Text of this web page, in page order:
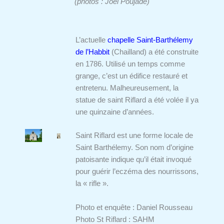
L’actuelle chapelle Saint-Barthélemy
de l’Habbit(Chailland) a été construite
en 1786. Utilisé un temps comme
grange, c’est un édifice restauré et
entretenu. Malheureusement, la
statue de saint Riflard a été volée il ya
une quinzaine d’années.
Saint Riflard est une forme locale de
Saint Barthélemy. Son nom d’origine
patoisante indique qu’il était invoqué
pour guérir l’eczéma des nourrissons,
la « rifle ».
Photo et enquête : Daniel Rousseau
Photo St Riflard : SAHM